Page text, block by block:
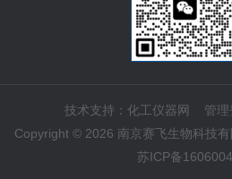
技术支持： 化工仪器网 管理
Copyright © 2026 南京赛飞生物科技
苏ICP备